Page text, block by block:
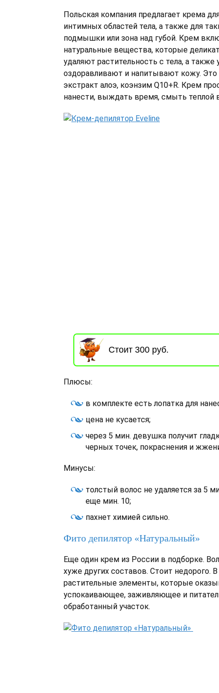
Польская компания предлагает крема
интимных областей тела, а также для
подмышки или зона над губой. Крем
натуральные вещества, которые
удаляют растительность с тела, а также
оздоравливают и напитывают кожу.
экстракт алоэ, коэнзим Q10+R. Крем
нанести, выждать время, смыть теплой
Стоит 300 руб.
Плюсы:
в комплекте есть лопатка для
цена не кусается;
через 5 мин. девушка получит
черных точек, покраснения и
Минусы:
толстый волос не удаляется за 5
еще мин. 10;
пахнет химией сильно.
Фито депилятор «Натуральный»
Еще один крем из России в подборке.
хуже других составов. Стоит недорого.
растительные элементы, которые
успокаивающее, заживляющее и
обработанный участок.